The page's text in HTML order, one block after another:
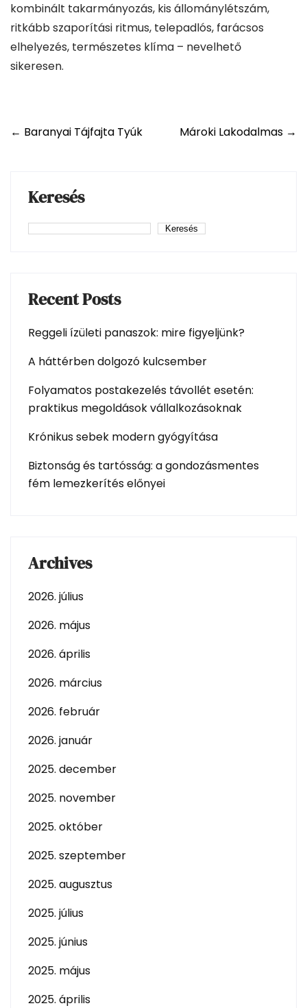
kombinált takarmányozás, kis állománylétszám,
ritkább szaporítási ritmus, telepadlós, farácsos
elhelyezés, természetes klíma – nevelhető
sikeresen.
Post
← Baranyai Tájfajta Tyúk Mároki Lakodalmas →
Keresés
Keresés
Recent Posts
Reggeli ízületi panaszok: mire figyeljünk?
A háttérben dolgozó kulcsember
Folyamatos postakezelés távollét esetén:
praktikus megoldások vállalkozásoknak
Krónikus sebek modern gyógyítása
Biztonság és tartósság: a gondozásmentes
fém lemezkerítés előnyei
Archives
2026. július
2026. május
2026. április
2026. március
2026. február
2026. január
2025. december
2025. november
2025. október
2025. szeptember
2025. augusztus
2025. július
2025. június
2025. május
2025. április